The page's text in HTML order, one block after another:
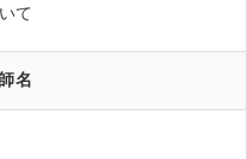
て
名